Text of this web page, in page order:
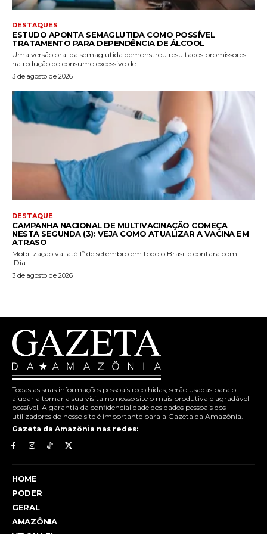
DESTAQUES
ESTUDO APONTA SEMAGLUTIDA COMO POSSÍVEL
TRATAMENTO PARA DEPENDÊNCIA DE ÁLCOOL
Uma versão oral da semaglutida demonstrou resultados promissores
na redução do consumo excessivo de...
3 de agosto de 2026
DESTAQUE
CAMPANHA NACIONAL DE MULTIVACINAÇÃO COMEÇA
NESTA SEGUNDA (3): VEJA COMO ATUALIZAR A VACINA EM
ATRASO
Mobilização vai até 1º de setembro em todo o Brasil e contará com
'Dia...
3 de agosto de 2026
Todas as suas informações pessoais recolhidas, serão usadas para o
ajudar a tornar a sua visita no nosso site o mais produtiva e agradável
possível. A garantia da confidencialidade dos dados pessoais dos
utilizadores do nosso site é importante para a Gazeta da Amazônia.
Gazeta da Amazônia nas redes:
HOME
PODER
GERAL
AMAZÔNIA